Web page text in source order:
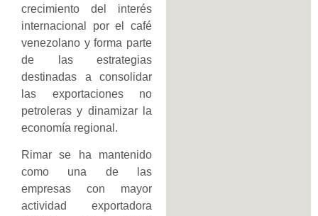
crecimiento del interés
internacional por el café
venezolano y forma parte
de las estrategias
destinadas a consolidar
las exportaciones no
petroleras y dinamizar la
economía regional.
Rimar se ha mantenido
como una de las
empresas con mayor
actividad exportadora